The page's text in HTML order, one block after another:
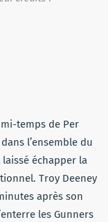
temps de Per
l’ensemble du
laissé échapper la
Troy Deeney
après son
les Gunners